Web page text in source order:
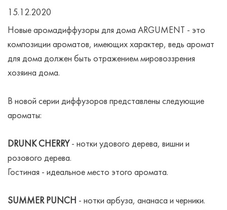
15.12.2020
Новые аромадиффузоры для дома ARGUMENT - это
композиции ароматов, имеющих характер, ведь аромат
для дома должен быть отражением мировоззрения
хозяина дома.
В новой серии диффузоров представлены следующие
ароматы:
DRUNK CHERRY - нотки удового дерева, вишни и
розового дерева.
Гостиная - идеальное место этого аромата.
SUMMER PUNCH - нотки арбуза, ананаса и черники.